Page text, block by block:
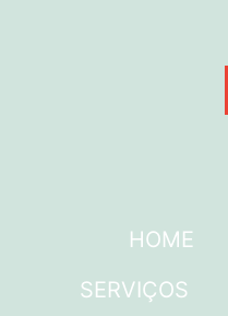
HOME
SERVIÇOS